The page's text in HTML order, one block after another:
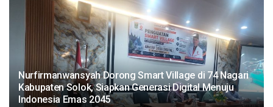
Nurfirmanwansyah Dorong Smart Village di 74 Nagari
Kabupaten Solok, Siapkan Generasi Digital Menuju
Indonesia Emas 2045